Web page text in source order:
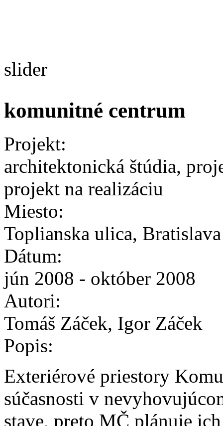
slider
komunitné centrum
Projekt:
architektonická štúdia,
projekt na realizáciu
Miesto:
Toplianska ulica,
Dátum:
jún 2008 - október 2008
Autori:
Tomáš Záček, Igor Záček
Popis:
Exteriérové priestory
súčasnosti v
stave, preto MČ plánuje